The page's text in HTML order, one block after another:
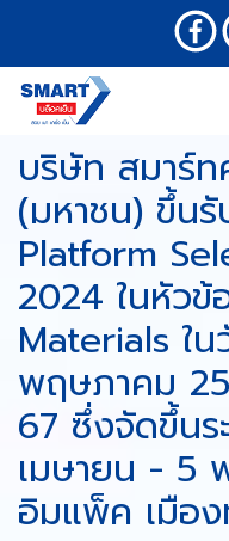
บริษัท สมาร์
(มหาชน) ขึ้น
Platform
2024 ในหัวข้
Materials ใ
พฤษภาคม
67 ซึ่งจัดขึ้นร
เมษายน - 5
อิมแพ็ค เมือ